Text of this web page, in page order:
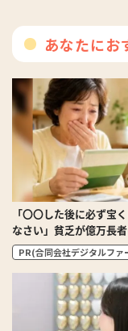
あなたにお
「〇〇した後に必ず宝
なさい」貧乏が億万長
PR(合同会社デジタルファ